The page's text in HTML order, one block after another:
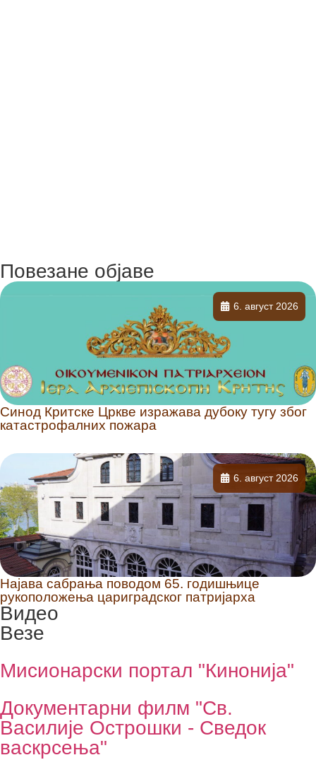
Повезане објаве
Синод Критске Цркве изражава дубоку тугу због
катастрофалних пожара
6. август 2026
Најава сабрања поводом 65. годишњице
рукоположења цариградског патријарха
6. август 2026
Видео
Везе
Мисионарски портал "Кинонија"
Документарни филм "Св.
Василије Острошки - Сведок
васкрсења"